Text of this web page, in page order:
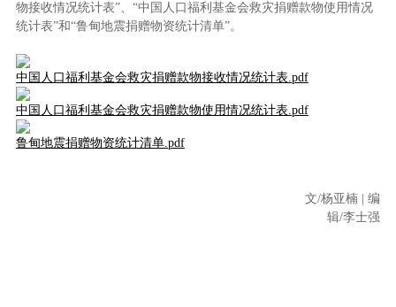
物接收情况统计表”、“中国人口福利基金会救灾捐赠款物使用情况
统计表”和“鲁甸地震捐赠物资统计清单”。
中国人口福利基金会救灾捐赠款物接收情况统计表.pdf
中国人口福利基金会救灾捐赠款物使用情况统计表.pdf
鲁甸地震捐赠物资统计清单.pdf
文/杨亚楠 | 编
辑/李士强